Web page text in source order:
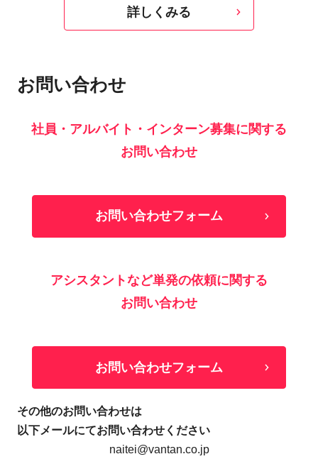
詳しくみる
お問い合わせ
社員・アルバイト・インターン募集に関する
お問い合わせ
お問い合わせフォーム
アシスタントなど単発の依頼に関する
お問い合わせ
お問い合わせフォーム
その他のお問い合わせは
以下メールにてお問い合わせください
naitei@vantan.co.jp